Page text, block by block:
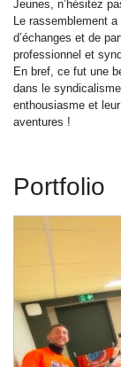
Jeunes, n’hésitez
Le rassemblement
d’échanges et de
professionnel et
En bref, ce fut une
dans le
enthousiasme et
aventures !
Portfolio